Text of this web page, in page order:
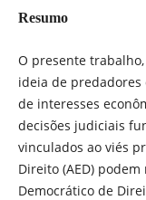
Resumo
O presente
ideia de predadores
de interesses
decisões judiciais
vinculados ao viés
Direito (AED)
Democrático de